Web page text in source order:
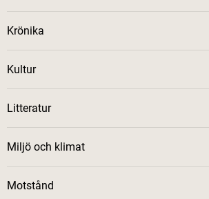
Krönika
Kultur
Litteratur
Miljö och klimat
Motstånd